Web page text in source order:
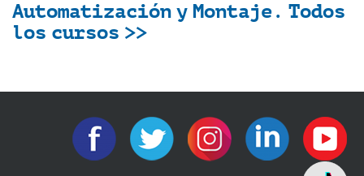
Automatización y Montaje. Todos
los cursos >>